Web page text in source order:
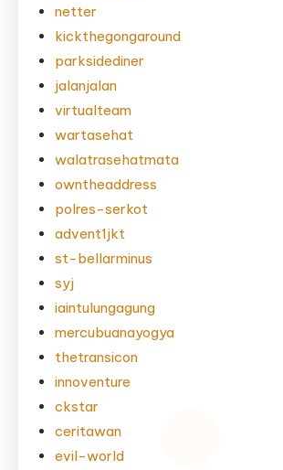
netter
kickthegongaround
parksidediner
jalanjalan
virtualteam
wartasehat
walatrasehatmata
owntheaddress
polres-serkot
advent1jkt
st-bellarminus
syj
iaintulungagung
mercubuanayogya
thetransicon
innoventure
ckstar
ceritawan
evil-world